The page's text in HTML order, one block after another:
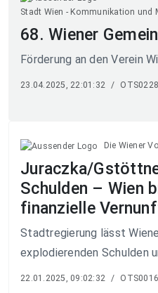
Stadt Wien - Kommunikation und
68. Wiener
Förderung an den Verein
23.04.2025, 22:01:32 / OTS0228
Die Wiener
Juraczka/
Schulden – Wien
finanzielle
Stadtregierung lässt
explodierenden Schulden
22.01.2025, 09:02:32 / OTS0016